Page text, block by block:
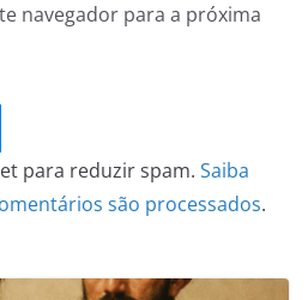
navegador para a próxima
para reduzir spam. Saiba
são processados.